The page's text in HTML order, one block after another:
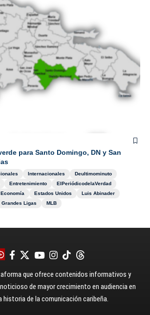
para Santo Domingo, DN y San
Internacionales
Deultimominuto
Entretenimiento
ElPeriódicodelaVerdad
Economía Estados Unidos
Luis Abinader
Grandes Ligas MLB
que ofrece contenidos informativos y
de mayor crecimiento en audiencia en
historia de la comunicación caribeña.